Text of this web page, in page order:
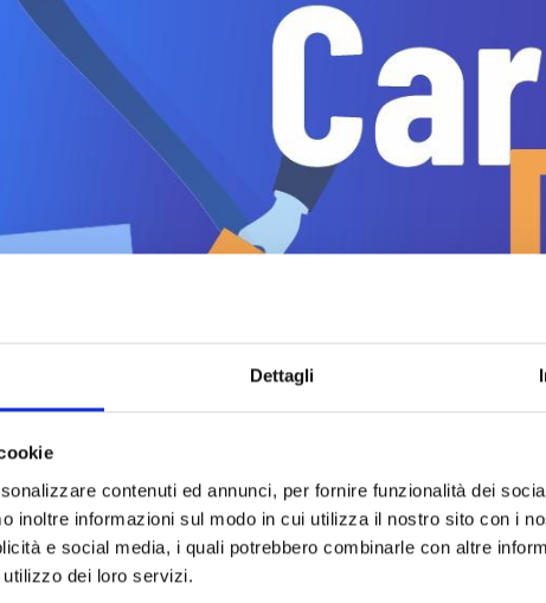
Dettagli
contenuti ed annunci, per fornire funzionalità dei
inoltre informazioni sul modo in cui utilizza il nostro sito con i
e social media, i quali potrebbero combinarle con altre
dei loro servizi.